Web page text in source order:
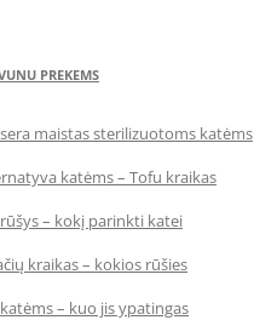
PREKEMS
maistas sterilizuotoms katėms
katėms – Tofu kraikas
– kokį parinkti katei
kraikas – kokios rūšies
– kuo jis ypatingas